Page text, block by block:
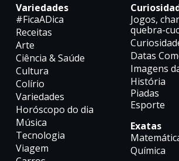
Variedades
#FicaADica
Receitas
Arte
Ciência & Saúde
Cultura
Colírio
Variedades
Horóscopo do dia
Música
Tecnologia
Viagem
Jogos,
quebra-
Datas
Imagens
História
Piadas
Esporte
Exatas
Química